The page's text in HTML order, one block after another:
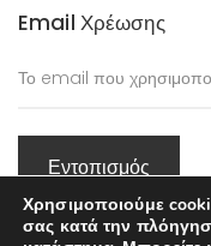
Email Χρέωσης
Εντοπισμός
Χρησιμοποιούμε
σας κατά την